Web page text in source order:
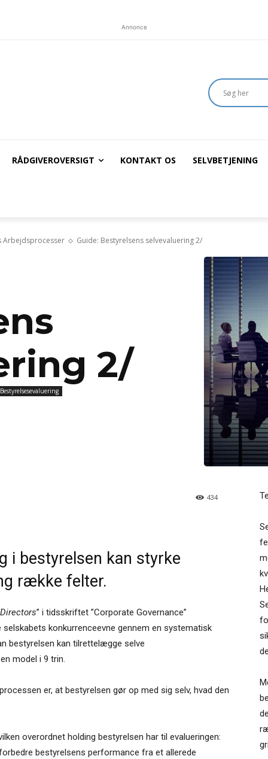
Annonce
RÅDGIVEROVERSIGT KONTAKT OS SELVBETJENING
Arbejdsprocesser Guide: Bestyrelsens selvevaluering 2/
2/
Bestyrelsesevaluering
434
i bestyrelsen kan styrke
række felter.
” i tidsskriftet ”Corporate Governance”
konkurrenceevne gennem en systematisk
bestyrelsen kan tilrettelægge selve
model i 9 trin.
er, at bestyrelsen gør op med sig selv, hvad den
overordnet holding bestyrelsen har til evalueringen:
bestyrelsens performance fra et allerede